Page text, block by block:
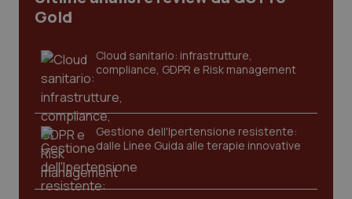
Gold
Cloud sanitario: infrastrutture,
compliance, GDPR e Risk management
Gestione dell'Ipertensione resistente:
dalle Linee Guida alle terapie innovative
I cookie necessari contribuiscono a rendere fruibile il
sito web abilitandone funzionalità di base quali la
funzionare correttamente senza questi cookie.
Nome
Dominio
VISITOR_PRIVACY_METADATA
.youtube.com